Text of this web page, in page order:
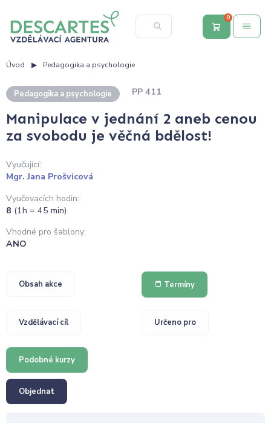
0
Úvod Pedagogika a psychologie
Pedagogika a psychologie PP 411
Manipulace v jednání 2 aneb cenou
za svobodu je věčná bdělost!
Vyučující:
Mgr. Jana Prošvicová
Vyučovacích hodin:
8 (1h = 45 min)
Vhodné pro šablony:
ANO
Obsah akce Termíny
Vzdělávací cíl Určeno pro
Podobné kurzy
Objednat